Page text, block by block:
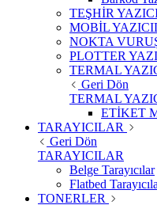
TEŞHİR
MOBİL
NOKTA
PLOTTER
TERMAL
Geri Dön
TERMAL
ETİKET
TARAYICILAR
Geri Dön
TARAYICILAR
Belge Tarayıcılar
Flatbed
TONERLER